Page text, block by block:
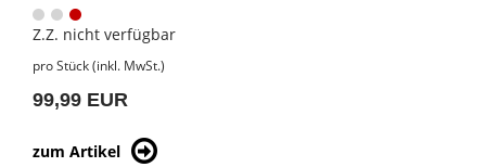
Z.Z. nicht verfügbar
pro Stück (inkl. MwSt.)
99,99 EUR
zum Artikel